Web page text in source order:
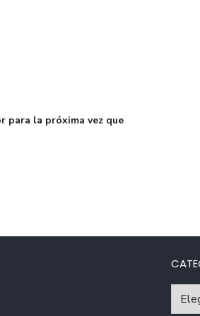
para la próxima vez que